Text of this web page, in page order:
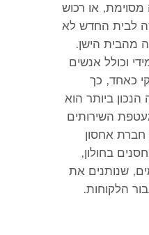
מסוימת, או רכוש
לבית החדש לא
מהבית הישן.
וכולל אנשים
כאחד, כך
ביותר הוא
השירותים
חברת אחסון
בחולון,
, שנותנים את
הלקוחות.